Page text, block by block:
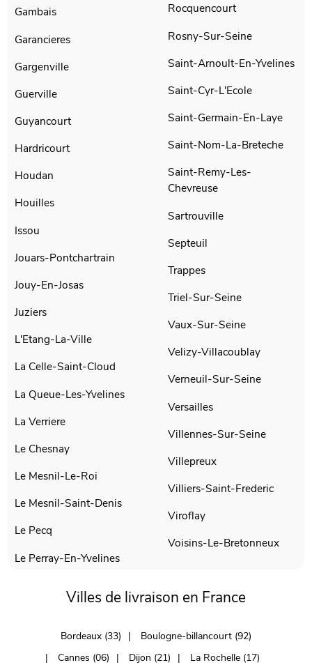
Gambais
Garancieres
Gargenville
Guerville
Guyancourt
Hardricourt
Houdan
Houilles
Issou
Jouars-Pontchartrain
Jouy-En-Josas
Juziers
L'Etang-La-Ville
La Celle-Saint-Cloud
La Queue-Les-Yvelines
La Verriere
Le Chesnay
Le Mesnil-Le-Roi
Le Mesnil-Saint-Denis
Le Pecq
Le Perray-En-Yvelines
Rocquencourt
Rosny-Sur-Seine
Saint-Arnoult-En-Yvelines
Saint-Cyr-L'Ecole
Saint-Germain-En-Laye
Saint-Nom-La-Breteche
Saint-Remy-Les-
Chevreuse
Sartrouville
Septeuil
Trappes
Triel-Sur-Seine
Vaux-Sur-Seine
Velizy-Villacoublay
Verneuil-Sur-Seine
Versailles
Villennes-Sur-Seine
Villepreux
Villiers-Saint-Frederic
Viroflay
Voisins-Le-Bretonneux
Villes de livraison en France
Bordeaux (33)
Boulogne-billancourt (92)
Cannes (06)
Dijon (21)
La Rochelle (17)